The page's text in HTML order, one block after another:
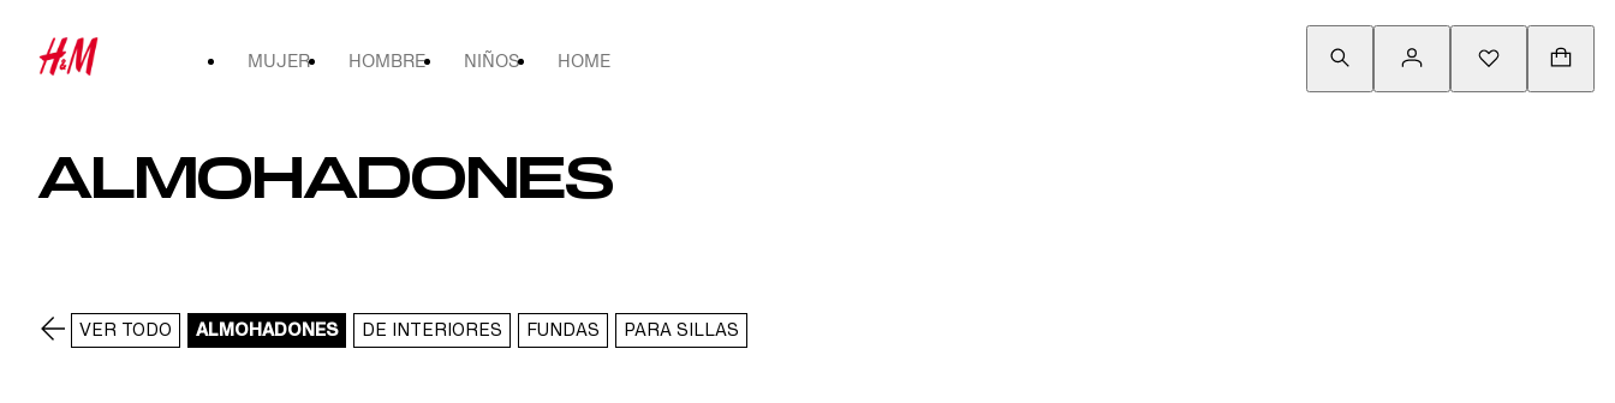
MUJER HOMBRE NIÑOS HOME
ALMOHADONES
VER TODO ALMOHADONES DE INTERIORES FUNDAS PARA SILLAS